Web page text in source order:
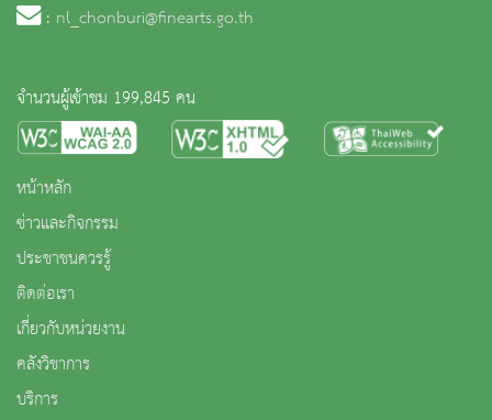
: nl_chonburi@finearts.go.th
จำนวนผู้เข้าชม 199,845 คน
หน้าหลัก
ข่าวและกิจกรรม
ประชาชนควรรู้
ติดต่อเรา
เกี่ยวกับหน่วยงาน
คลังวิชาการ
บริการ